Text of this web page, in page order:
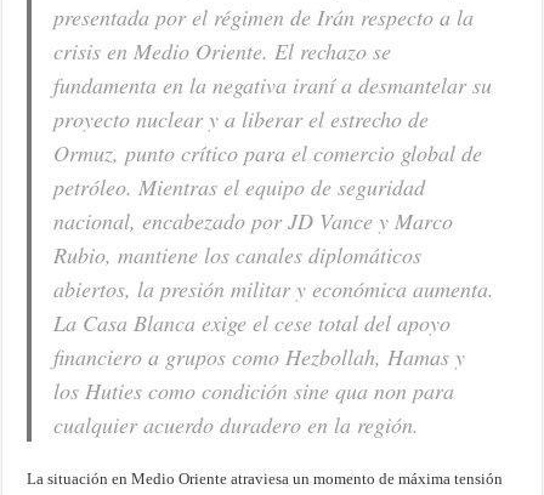
presentada por el régimen de Irán respecto a la
crisis en Medio Oriente. El rechazo se
fundamenta en la negativa iraní a desmantelar su
proyecto nuclear y a liberar el estrecho de
Ormuz, punto crítico para el comercio global de
petróleo. Mientras el equipo de seguridad
nacional, encabezado por JD Vance y Marco
Rubio, mantiene los canales diplomáticos
abiertos, la presión militar y económica aumenta.
La Casa Blanca exige el cese total del apoyo
financiero a grupos como Hezbollah, Hamas y
los Huties como condición sine qua non para
cualquier acuerdo duradero en la región.
La situación en Medio Oriente atraviesa un momento de máxima tensión